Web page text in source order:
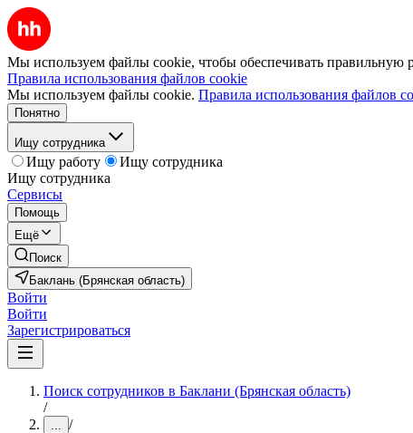
Мы используем файлы cookie, чтобы обеспечивать правильную
Правила использования файлов cookie
Мы используем файлы cookie. Правила использования файлов
Понятно
Ищу сотрудника
Ищу работу
Ищу сотрудника
Ищу сотрудника
Сервисы
Помощь
Ещё
Поиск
Баклань (Брянская область)
Войти
Войти
Зарегистрироваться
Поиск сотрудников в Баклани (Брянская область)
/
... /